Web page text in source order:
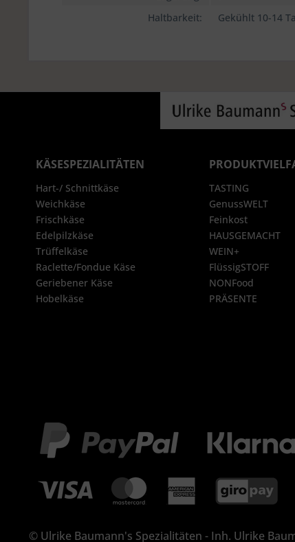
Haltbarkeit:
Gekühlt 10-14
KÄSESPEZIALITÄTEN
Hart-/ Schnittkäse
Weichkäse
Frischkäse
Edelpilzkäse
Trüffelkäse
Raclette/Fondue Käse
Geriebener Käse
Hobelkäse
TASTING
GenussWELT
Feinkost
HAUSGEMACHT
WEIN+
FlüssigSTOFF
NONFood
PRÄSENTE
© Ulrike Baumann's Spezialitäten - Inh. Ulrike